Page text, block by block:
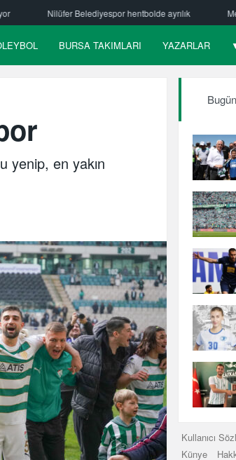
ayrılık Mehmet Güzelsöz’den mesaj var!
BURSA TAKIMLARI YAZARLAR
yenip, en yakın
Kullanıcı
Künye